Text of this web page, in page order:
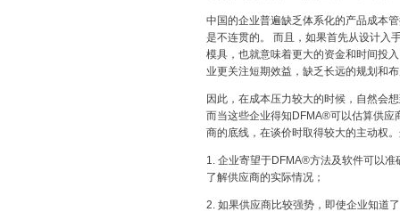
中国的企业普遍缺乏体系化的产品成本
是不连贯的。 而且，如果首先从设计入
模具，也就意味着更大的资金和时间投
业更关注短期效益，缺乏长远的规划和
因此，在成本压力较大的时候，自然会
而当这些企业得知DFMA®可以估算供应
商的底线，在谈价时取得较大的主动权
1. 企业寄望于DFMA®方法及软件可以
了解供应商的实际情况；
2. 如果供应商比较强势，即使企业知道